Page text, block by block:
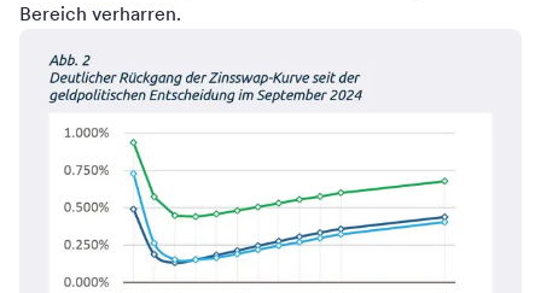
Bereich verharren.